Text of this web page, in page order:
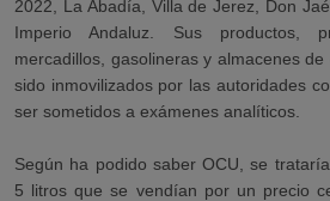
2022, La Abadía, Villa de Jerez, Don
Imperio Andaluz. Sus productos,
mercadillos, gasolineras y almacenes de
sido inmovilizados por las autoridades
ser sometidos a exámenes analíticos.
Según ha podido saber OCU, se
5 litros que se vendían por un precio